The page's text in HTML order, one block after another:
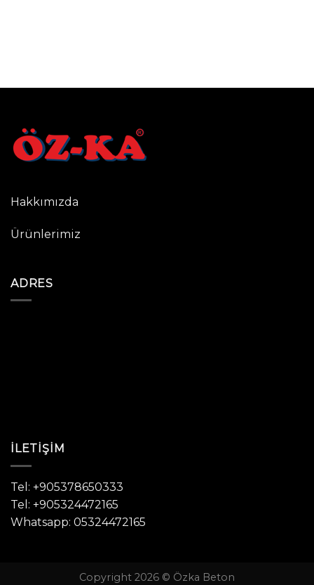
Hakkımızda
Ürünlerimiz
ADRES
İLETIŞIM
Tel: +905378650333
Tel: +905324472165
Whatsapp: 05324472165
Copyright 2026 © Özka Beton